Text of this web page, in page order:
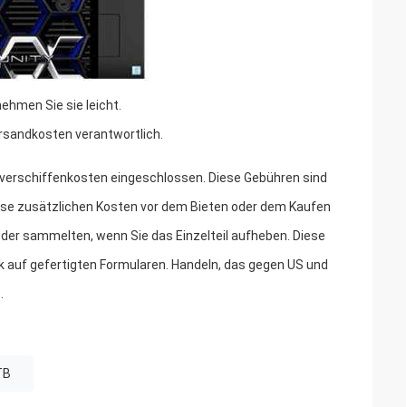
Sie sie leicht.
verantwortlich.
eingeschlossen. Diese Gebühren sind
zusätzlichen Kosten vor dem Bieten oder dem Kaufen
sammelten, wenn Sie das Einzelteil aufheben. Diese
gefertigten Formularen. Handeln, das gegen US und